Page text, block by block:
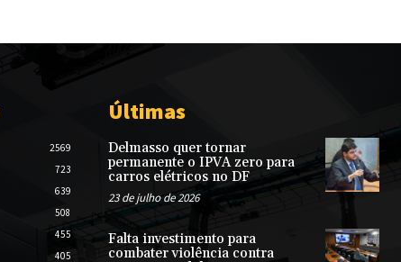
2569
723
639
508
455
405
Últimas
Delmasso quer tornar
permanente o IPVA zero para
carros elétricos no DF
23 de julho de 2026
Falta investimento para
combater violência contra